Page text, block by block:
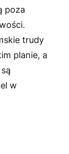
poza
trudy
planie, a
w